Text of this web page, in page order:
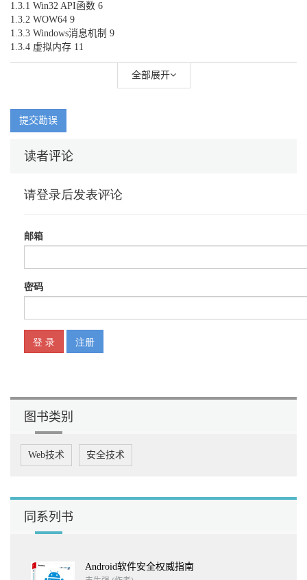
1.3.1 Win32 API函数 6
1.3.2 WOW64 9
1.3.3 Windows消息机制 9
1.3.4 虚拟内存 11
2.1.1 OllyDbg的界面 14
2.1.4 常用断点 27
2.1.7 Hit trace 37
2.1.10 OllyDbg的常见问题 40
2.3 MDebug调试器 44
2.3.1 MDebug的界面 44
2.3.2 表达式 45
2.3.4 断点 46
2.3.5 MDebug的其他功能 47
2.4 WinDbg调试器 47
2.4.5 内存命令 55
2.4.6 脚本 56
2.4.7 调试功能扩展 58
2.4.8 小结 59
3.2 反汇编引擎 61
3.2.1 OllyDbg的ODDisasm 61
3.2.5 AsmJit 63
全部展开
提交勘误
读者评论
图书类别
Web技术 安全技术
同系列书
Android软件安全权威指南